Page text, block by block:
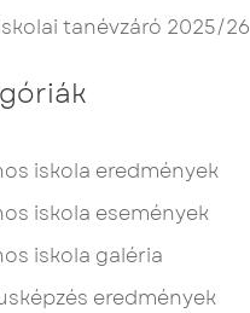
tanévzáró 2025/26
iskola eredmények
iskola események
iskola galéria
eredmények